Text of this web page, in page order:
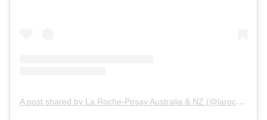
A post shared by La Roche-Posay Australia & NZ (@larocheposayaunz